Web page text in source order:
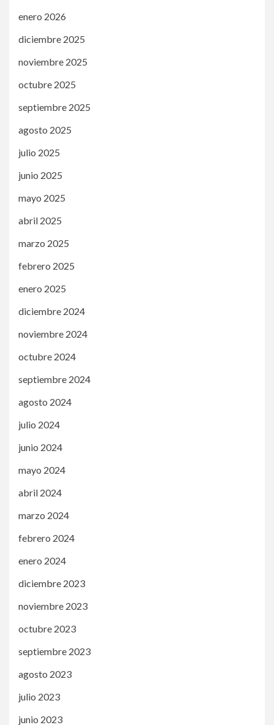
enero 2026
diciembre 2025
noviembre 2025
octubre 2025
septiembre 2025
agosto 2025
julio 2025
junio 2025
mayo 2025
abril 2025
marzo 2025
febrero 2025
enero 2025
diciembre 2024
noviembre 2024
octubre 2024
septiembre 2024
agosto 2024
julio 2024
junio 2024
mayo 2024
abril 2024
marzo 2024
febrero 2024
enero 2024
diciembre 2023
noviembre 2023
octubre 2023
septiembre 2023
agosto 2023
julio 2023
junio 2023